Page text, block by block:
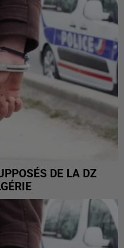
DE LA DZ